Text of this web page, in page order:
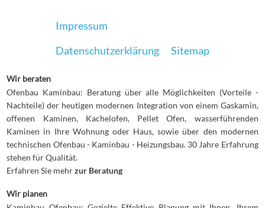
Impressum
Datenschutzerklärung
Sitemap
Wir beraten
Ofenbau Kaminbau: Beratung über alle Möglichkeiten (Vorteile -
Nachteile) der heutigen modernen Integration von einem Gaskamin,
offenen Kaminen, Kachelofen, Pellet Ofen, wasserführenden
Kaminen in Ihre Wohnung oder Haus, sowie über den modernen
technischen Ofenbau - Kaminbau - Heizungsbau. 30 Jahre Erfahrung
stehen für Qualität.
Erfahren Sie mehrzur Beratung
Wir planen